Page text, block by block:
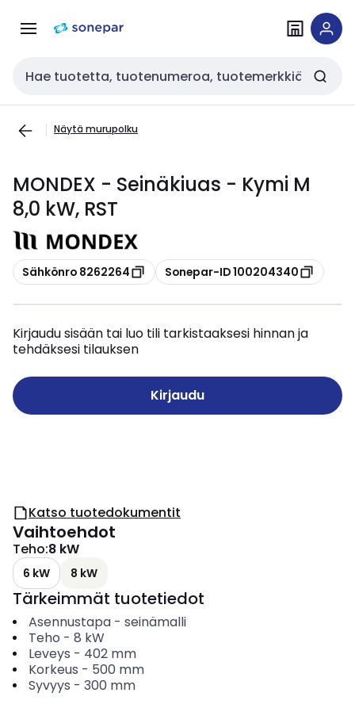
navigointiinsisältöön
Haku
Näytä murupolku
MONDEX - Seinäkiuas - Kymi M
8,0 kW, RST
Kopioi
Sähkönro 8262264 Kopioi
Sonepar-ID 100204340
Kirjaudu sisään tai luo tili tarkistaaksesi hinnan ja
tehdäksesi tilauksen
Kirjaudu
Katso tuotedokumentit
Vaihtoehdot
Teho:8 kW
6 kW 8 kW
Tärkeimmät tuotetiedot
Asennustapa- seinämalli
Teho - 8 kW
Leveys - 402 mm
Korkeus - 500 mm
Syvyys - 300 mm